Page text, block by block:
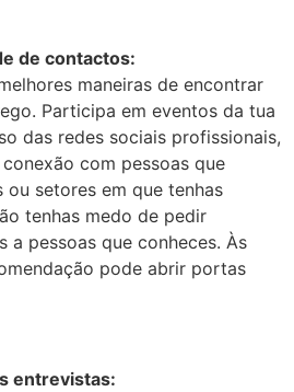
de contactos:
maneiras de encontrar
Participa em eventos da tua
das redes sociais profissionais,
com pessoas que
ou setores em que tenhas
tenhas medo de pedir
a pessoas que conheces. Às
pode abrir portas
entrevistas: